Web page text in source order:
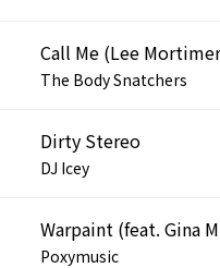
The Body Snatchers
Dirty Stereo
DJ Icey
Poxymusic